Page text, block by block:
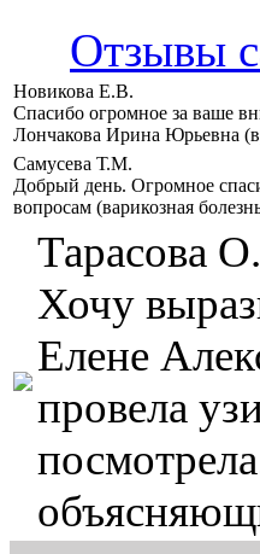
Отзывы
Новикова Е.В.
Спасибо огромное за ваше
Лончакова Ирина Юрьевна
Самусева Т.М.
Добрый день. Огромное
вопросам (варикозная
Тарасова
Хочу
Елене
провела